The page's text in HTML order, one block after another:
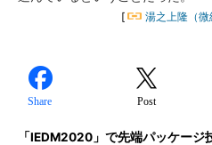
[ 湯之上隆（微
Share Post
「IEDM2020」で先端パッケージ